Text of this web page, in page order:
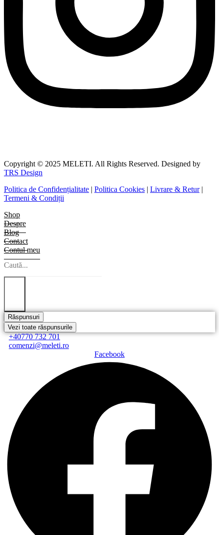
Copyright © 2025 MELETI. All Rights Reserved. Designed by
TRS Design
Politica de Confidențialitate | Politica Cookies | Livrare & Retur|
Termeni & Condiții
Shop
Despre
Blog
Contact
Contul meu
Search
...
Răspunsuri
Vezi toate răspunsurile
+40770 732 701
comenzi@meleti.ro
Facebook